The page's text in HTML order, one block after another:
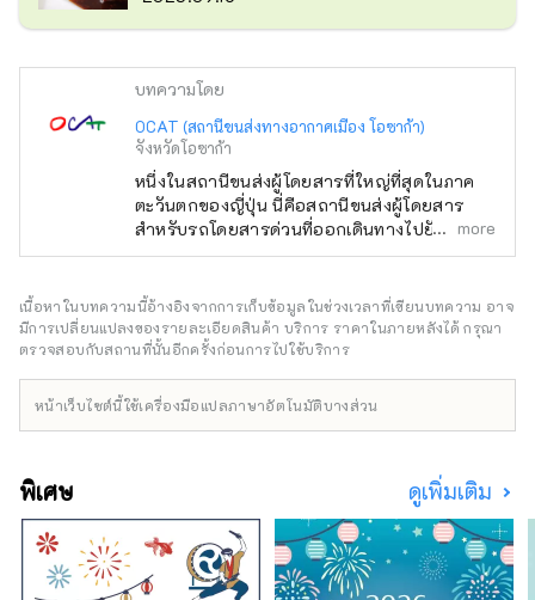
บทความโดย
OCAT (สถานีขนส่งทางอากาศเมือง โอซาก้า)
จังหวัดโอซาก้า
หนึ่งในสถานีขนส่งผู้โดยสารที่ใหญ่ที่สุดในภาค
ตะวันตกของญี่ปุ่น นี่คือสถานีขนส่งผู้โดยสาร
สำหรับรถโดยสารด่วนที่ออกเดินทางไปยังและมา
ถึงสนามบินนานาชาติคันไซและสนามบิน โอซาก้า
ถึงจุดหมายปลายทางภายในประเทศญี่ปุ่นด้วย สม
กับที่เป็นสนามบิน OCAT ซึ่งมีสถานีขนส่งผู้
โดยสารเชื่อมต่อโดยตรงกับสนามบิน คุณจึง
ค้ามากมายที่คุณสามารถซื้อของใช้ในชีวิตประจำ
ชั้นแรกของ OCAT โดดเด่นด้วยทรงกลมขนาด
ใหญ่ที่ส่องประกายเจิดจ้าในแสงแดด พื้นที่กลาง
แจ้งแห่งนี้ซึ่งสามารถมองเห็นท้องฟ้าสีครามได้
เป็นสถานที่พักผ่อนหย่อนใจสำหรับผู้คนทุกเพศทุก
วัย
more
เนื้อหาในบทความนี้อ้างอิงจากการเก็บข้อมูลในช่วงเวลาที่เขียนบทความ อาจ
มีการเปลี่ยนแปลงของรายละเอียดสินค้า บริการ ราคาในภายหลังได้ กรุณา
ตรวจสอบกับสถานที่นั้นอีกครั้งก่อนการไปใช้บริการ
หน้าเว็บไซต์นี้ใช้เครื่องมือแปลภาษาอัตโนมัติบางส่วน
พิเศษ ดูเพิ่มเติม